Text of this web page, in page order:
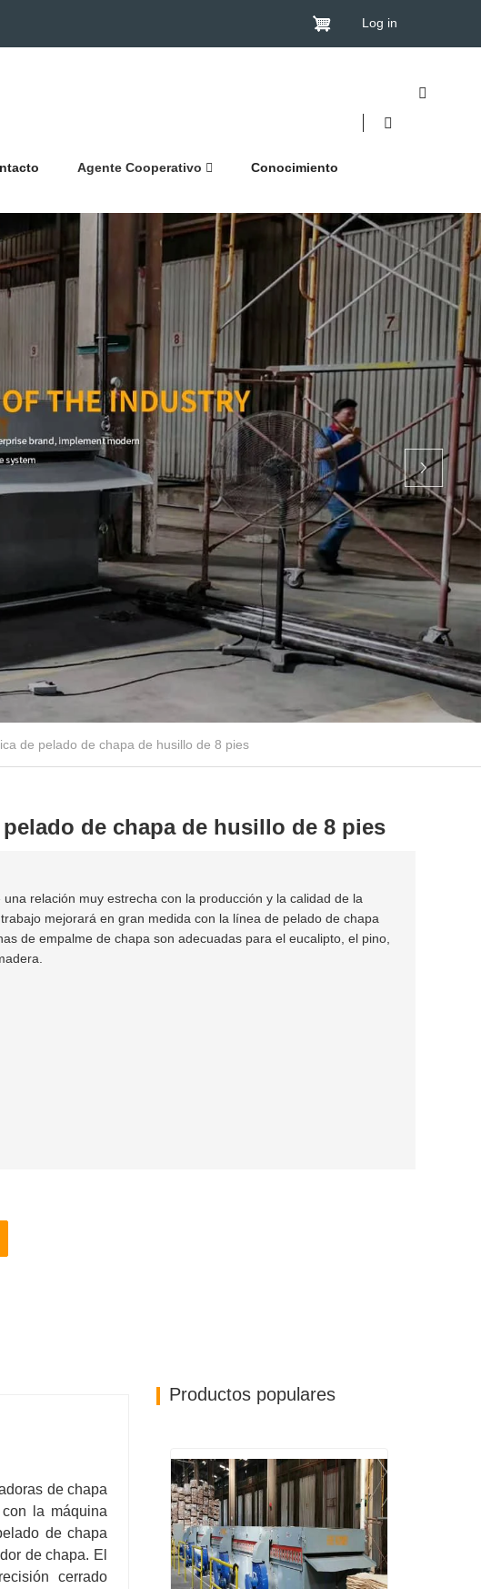
Log in
Agente Cooperativo Conocimiento
de pelado de chapa de husillo de 8 pies
de chapa de husillo de 8 pies
una relación muy estrecha con la producción y la calidad de la
mejorará en gran medida con la línea de pelado de chapa
de empalme de chapa son adecuadas para el eucalipto, el pino,
de chapa
la máquina
de chapa
de chapa. El
cerrado
Productos populares